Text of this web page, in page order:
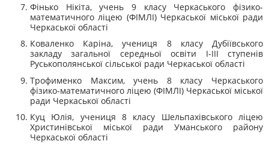
Фінько Нікіта, учень 9 класу Черкаського фізико-
математичного ліцею (ФІМЛІ) Черкаської міської ради
Черкаської області
Коваленко Каріна, учениця 8 класу Дубіївського
закладу загальної середньої освіти І-III ступенів
Руськополянської сільської ради Черкаської області
Трофименко Максим, учень 8 класу Черкаського
фізико-математичного ліцею (ФІМЛІ) Черкаської міської
ради Черкаської області
Куц Юлія, учениця 8 класу Шельпахівського ліцею
Христинівської міської ради Уманського району
Черкаської області